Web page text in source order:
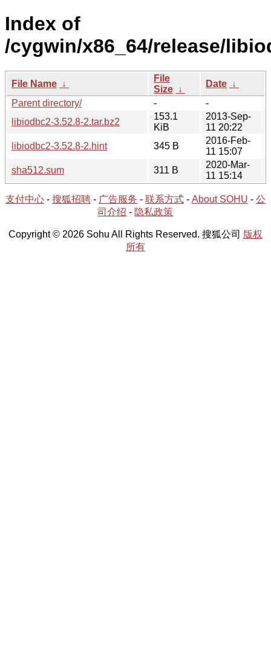
Index of
/cygwin/x86_64/release/
File Name ↓
File
Size ↓
Date ↓
Parent directory/
-
-
libiodbc2-3.52.8-2.tar.bz2
153.1
KiB
2013-Sep-
11 20:22
libiodbc2-3.52.8-2.hint
345 B
2016-Feb-
11 15:07
sha512.sum
311 B
2020-Mar-
11 15:14
支付中心 - 搜狐招聘 - 广告服务 - 联系方式 - About SOHU - 公
司介绍 - 隐私政策
Copyright © 2026 Sohu All Rights Reserved. 搜狐公司 版权
所有